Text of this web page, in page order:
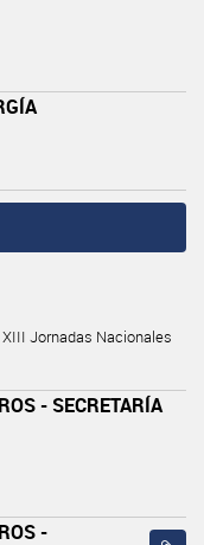
Jornadas Nacionales
- SECRETARÍA
-